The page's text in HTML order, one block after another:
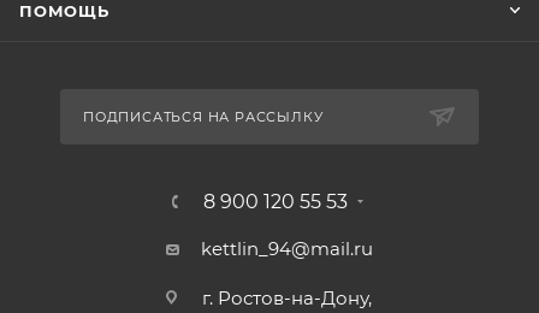
ПОМОЩЬ
ПОДПИСАТЬСЯ НА РАССЫЛКУ
8 900 120 55 53
kettlin_94@mail.ru
г. Ростов-на-Дону,